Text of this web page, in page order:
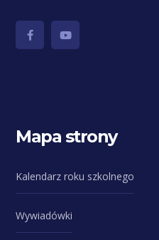
Mapa strony
Kalendarz roku szkolnego
Wywiadówki